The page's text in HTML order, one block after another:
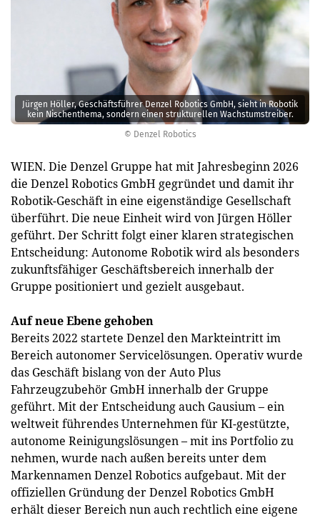
© Denzel Robotics
Jürgen Höller, Geschäftsführer Denzel Robotics GmbH, sieht in Robotik
kein Nischenthema, sondern einen strukturellen Wachstumstreiber.
WIEN. Die Denzel Gruppe hat mit Jahresbeginn 2026
die Denzel Robotics GmbH gegründet und damit ihr
Robotik-Geschäft in eine eigenständige Gesellschaft
überführt. Die neue Einheit wird von Jürgen Höller
geführt. Der Schritt folgt einer klaren strategischen
Entscheidung: Autonome Robotik wird als besonders
zukunftsfähiger Geschäftsbereich innerhalb der
Gruppe positioniert und gezielt ausgebaut.
Auf neue Ebene gehoben
Bereits 2022 startete Denzel den Markteintritt im
Bereich autonomer Servicelösungen. Operativ wurde
das Geschäft bislang von der Auto Plus
Fahrzeugzubehör GmbH innerhalb der Gruppe
geführt. Mit der Entscheidung auch Gausium – ein
weltweit führendes Unternehmen für KI-gestützte,
autonome Reinigungslösungen – mit ins Portfolio zu
nehmen, wurde nach außen bereits unter dem
Markennamen Denzel Robotics aufgebaut. Mit der
offiziellen Gründung der Denzel Robotics GmbH
erhält dieser Bereich nun auch rechtlich eine eigene